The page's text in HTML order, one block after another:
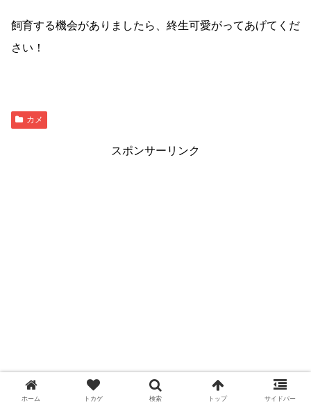
飼育する機会がありましたら、終生可愛がってあげてくだ
さい！
カメ
スポンサーリンク
ホーム トカゲ 検索 トップ サイドバー